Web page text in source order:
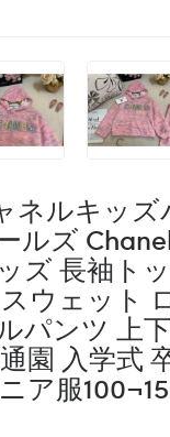
ネルキッズ
ルズ
ズ 長袖ト
ウェット
パンツ 上
園 入学式
ア服